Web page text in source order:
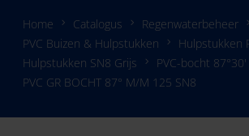
Home Catalogus Regenwaterbeheer
PVC Buizen & Hulpstukken
Hulpstukken
Hulpstukken SN8 Grijs
PVC-bocht
PVC GR BOCHT 87° M/M 125 SN8